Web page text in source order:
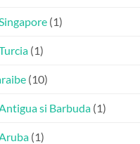
(1)
(1)
(10)
si Barbuda (1)
(1)